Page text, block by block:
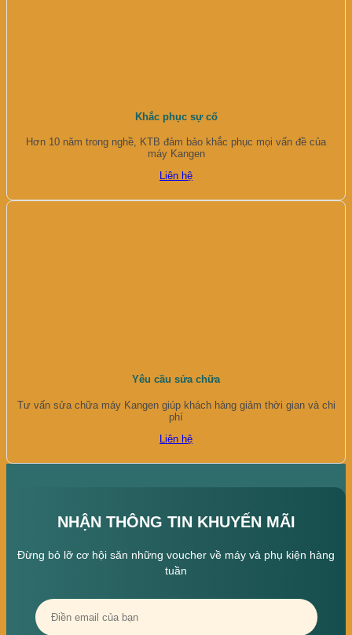
Khắc phục sự cố
Hơn 10 năm trong nghề, KTB đảm bảo khắc phục mọi vấn đề của
máy Kangen
Liên hệ
Yêu cầu sửa chữa
Tư vấn sửa chữa máy Kangen giúp khách hàng giảm thời gian và chi
phí
Liên hệ
NHẬN THÔNG TIN KHUYẾN MÃI
Đừng bỏ lỡ cơ hội săn những voucher về máy và phụ kiện hàng
tuần